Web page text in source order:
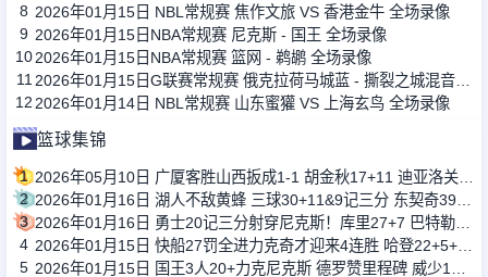
8 2026年01月15日 NBL常规赛 焦作文旅 VS 香港金牛 全场录像
9 2026年01月15日NBA常规赛 尼克斯 - 国王 全场录像
102026年01月15日NBA常规赛 篮网 - 鹈鹕 全场录像
11
12 2026年01月14日 NBL常规赛 山东蜜獾 VS 上海玄鸟 全场录像
篮球集锦
1
2
3
4
5